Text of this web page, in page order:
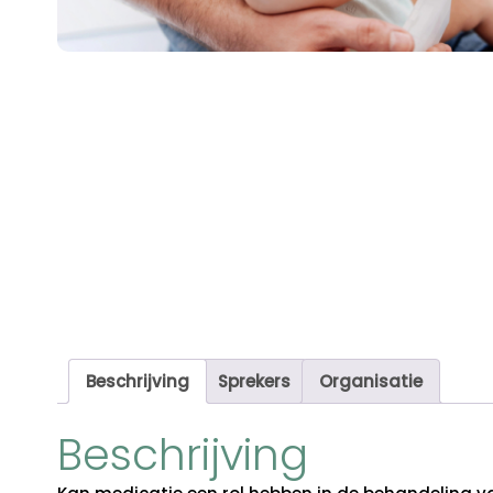
Beschrijving Sprekers Organisatie
Beschrijving